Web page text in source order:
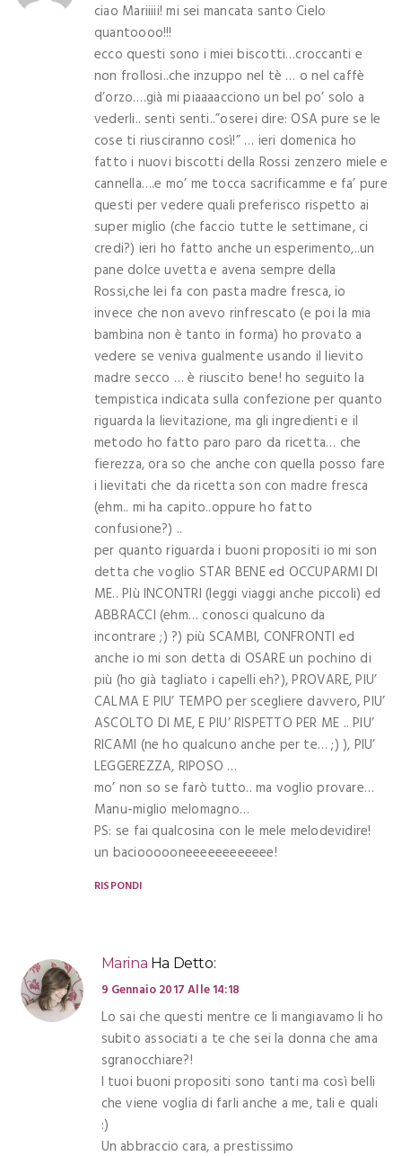
ciao Mariiiii! mi sei mancata santo Cielo
quantoooo!!!
ecco questi sono i miei biscotti…croccanti e
non frollosi..che inzuppo nel tè … o nel caffè
d’orzo….già mi piaaaacciono un bel po’ solo a
vederli.. senti senti..”oserei dire: OSA pure se le
cose ti riusciranno così!” … ieri domenica ho
fatto i nuovi biscotti della Rossi zenzero miele e
cannella….e mo’ me tocca sacrificamme e fa’ pure
questi per vedere quali preferisco rispetto ai
super miglio (che faccio tutte le settimane, ci
credi?) ieri ho fatto anche un esperimento,..un
pane dolce uvetta e avena sempre della
Rossi,che lei fa con pasta madre fresca, io
invece che non avevo rinfrescato (e poi la mia
bambina non è tanto in forma) ho provato a
vedere se veniva gualmente usando il lievito
madre secco … è riuscito bene! ho seguito la
tempistica indicata sulla confezione per quanto
riguarda la lievitazione, ma gli ingredienti e il
metodo ho fatto paro paro da ricetta… che
fierezza, ora so che anche con quella posso fare
i lievitati che da ricetta son con madre fresca
(ehm.. mi ha capito..oppure ho fatto
confusione?) ..
per quanto riguarda i buoni propositi io mi son
detta che voglio STAR BENE ed OCCUPARMI DI
ME.. PIù INCONTRI (leggi viaggi anche piccoli) ed
ABBRACCI (ehm… conosci qualcuno da
incontrare ;) ?) più SCAMBI, CONFRONTI ed
anche io mi son detta di OSARE un pochino di
più (ho già tagliato i capelli eh?), PROVARE, PIU’
CALMA E PIU’ TEMPO per scegliere davvero, PIU’
ASCOLTO DI ME, E PIU’ RISPETTO PER ME .. PIU’
RICAMI (ne ho qualcuno anche per te… ;) ), PIU’
LEGGEREZZA, RIPOSO …
mo’ non so se farò tutto.. ma voglio provare…
Manu-miglio melomagno…
PS: se fai qualcosina con le mele melodevidire!
un bacioooooneeeeeeeeeeee!
RISPONDI
Marina Ha Detto:
9 Gennaio 2017 Alle 14:18
Lo sai che questi mentre ce li mangiavamo li ho
subito associati a te che sei la donna che ama
sgranocchiare?!
I tuoi buoni propositi sono tanti ma così belli
che viene voglia di farli anche a me, tali e quali
:)
Un abbraccio cara, a prestissimo